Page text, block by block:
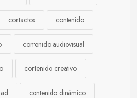
contactos contenido
contenido audiovisual
contenido creativo
contenido dinámico